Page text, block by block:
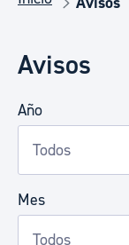
Avisos
Año
Mes